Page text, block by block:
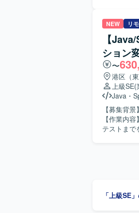
【ポジシ
スまで一貫
び
NEW リ
【
ション
〜
港区（
上級SE(
Java ・
【募集背
【作業内
テストまでを担当します。 【求める人
「上級SE